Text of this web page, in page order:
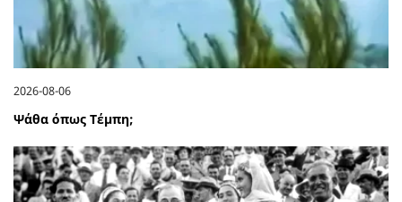
2026-08-06
Ψάθα όπως Τέμπη;